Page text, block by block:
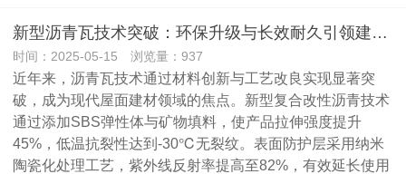
新型沥青瓦技术突破：环保升级与长效耐久引领建材革新
时间：2025-05-15 浏览量：937
近年来，沥青瓦技术通过材料创新与工艺改良实现显著突
破，成为现代屋面建材领域的焦点。新型复合改性沥青技术
通过添加SBS弹性体与矿物填料，使产品拉伸强度提升
45%，低温抗裂性达到-30℃无裂纹。表面防护层采用纳米
陶瓷化处理工艺，紫外线反射率提高至82%，有效延长使用